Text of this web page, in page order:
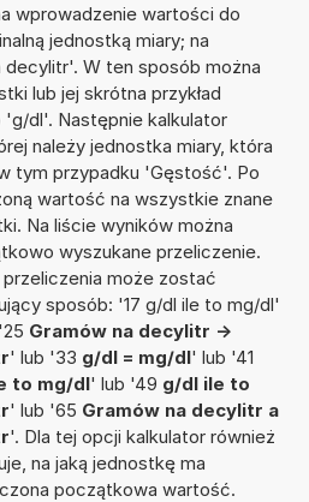
wprowadzenie wartości do
jednostką miary; na
decylitr'. W ten sposób można
lub jej skrótna przykład
dl'. Następnie kalkulator
należy jednostka miary, która
tym przypadku 'Gęstość'. Po
wartość na wszystkie znane
Na liście wyników można
wyszukane przeliczenie.
może zostać
sposób: '17 g/dl ile to mg/dl'
Gramów na decylitr ->
' lub '33 g/dl = mg/dl' lub '41
to mg/dl' lub '49 g/dl ile to
' lub '65 Gramów na decylitr a
'. Dla tej opcji kalkulator również
na jaką jednostkę ma
początkowa wartość.